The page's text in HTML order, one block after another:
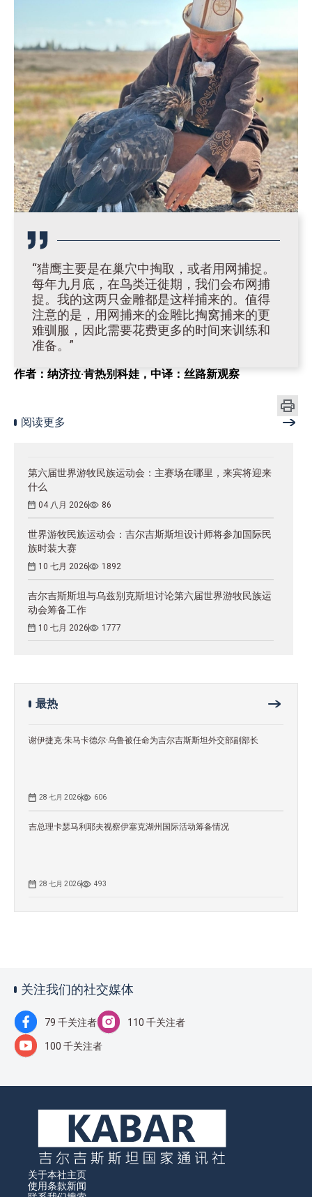
“猎鹰主要是在巢穴中掏取，或者用网捕捉。
每年九月底，在鸟类迁徙期，我们会布网捕
捉。我的这两只金雕都是这样捕来的。值得
注意的是，用网捕来的金雕比掏窝捕来的更
难驯服，因此需要花费更多的时间来训练和
准备。”
作者：纳济拉·肯热别科娃，中译：丝路新观察
阅读更多
第六届世界游牧民族运动会：主赛场在哪里，来宾将迎来
什么
04 八月 2026 86
世界游牧民族运动会：吉尔吉斯斯坦设计师将参加国际民
族时装大赛
10 七月 2026 1892
吉尔吉斯斯坦与乌兹别克斯坦讨论第六届世界游牧民族运
动会筹备工作
10 七月 2026 1777
最热
谢伊捷克·朱马卡德尔·乌鲁被任命为吉尔吉斯斯坦外交部副部长
28 七月 2026 606
吉总理卡瑟马利耶夫视察伊塞克湖州国际活动筹备情况
28 七月 2026 493
关注我们的社交媒体
79 千关注者 110 千关注者
100 千关注者
关于本社
使用条款
主页
新闻